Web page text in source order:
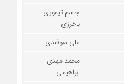
جاسم تیموری
باخرزی
علی سوقندی
محمد مهدی
ابراهیمی